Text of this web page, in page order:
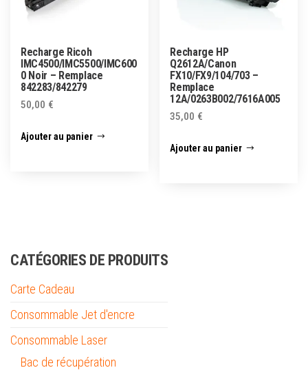
Recharge Ricoh
IMC4500/IMC5500/IMC600
0 Noir – Remplace
842283/842279
50,00 €
Ajouter au panier
Recharge HP
Q2612A/Canon
FX10/FX9/104/703 –
Remplace
12A/0263B002/7616A005
35,00 €
Ajouter au panier
CATÉGORIES DE PRODUITS
Carte Cadeau
Consommable Jet d'encre
Consommable Laser
Bac de récupération